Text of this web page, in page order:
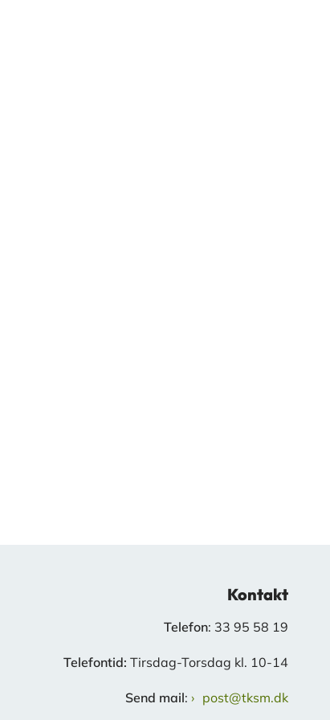
Kontakt
Telefon: 33 95 58 19
Telefontid: Tirsdag-Torsdag kl. 10-14
Send mail: post@tksm.dk